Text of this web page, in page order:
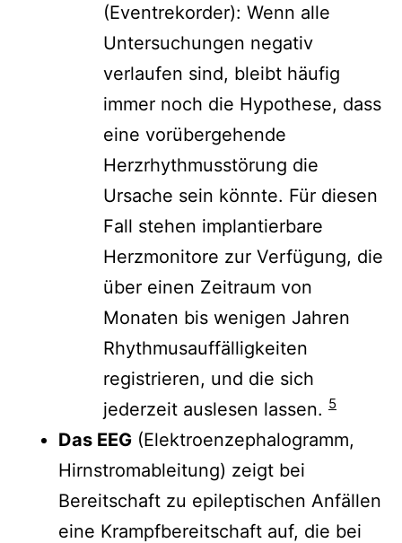
(Eventrekorder): Wenn alle
Untersuchungen negativ
verlaufen sind, bleibt häufig
immer noch die Hypothese, dass
eine vorübergehende
Herzrhythmusstörung die
Ursache sein könnte. Für diesen
Fall stehen implantierbare
Herzmonitore zur Verfügung, die
über einen Zeitraum von
Monaten bis wenigen Jahren
Rhythmusauffälligkeiten
registrieren, und die sich
jederzeit auslesen lassen. 5
Das EEG (Elektroenzephalogramm,
Hirnstromableitung) zeigt bei
Bereitschaft zu epileptischen Anfällen
eine Krampfbereitschaft auf, die bei